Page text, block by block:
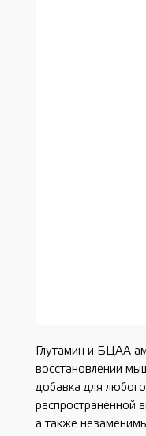
Глутамин и БЦАА
восстановлении
добавка для
распространенной
а также